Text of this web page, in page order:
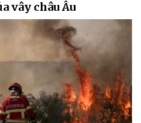
vây châu Âu